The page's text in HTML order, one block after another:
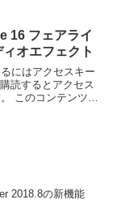
16 フェアライ
ィオエフェクト
にはアクセスキー
読するとアクセス
このコンテンツを
2018.8の新機能